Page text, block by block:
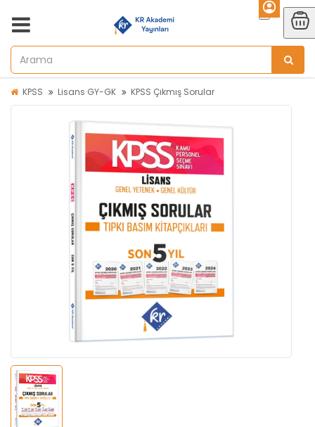
KPSS Lisans GY-GK KPSS Çıkmış Sorular